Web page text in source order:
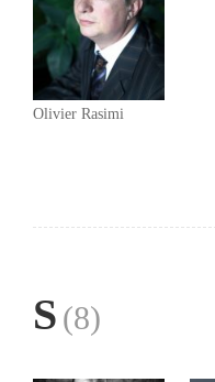
Olivier Rasimi
S (8)